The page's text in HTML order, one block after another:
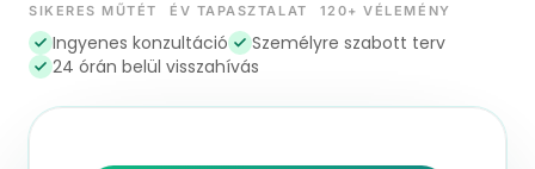
SIKERES MŰTÉT ÉV TAPASZTALAT 120+ VÉLEMÉNY
Ingyenes konzultáció
Személyre szabott terv
24 órán belül visszahívás